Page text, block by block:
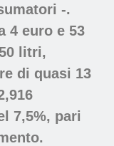
-.
4 euro e 53
litri,
di quasi 13
7,5%, pari